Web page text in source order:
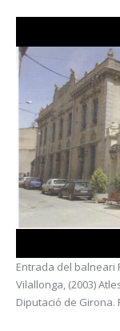
Entrada del balneari
Vilallonga, (2003)
Diputació de Girona.